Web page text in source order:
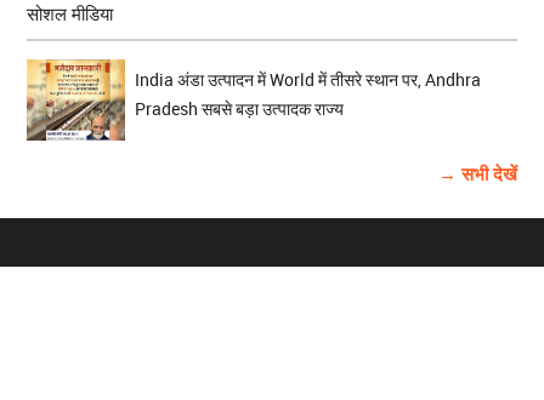
सोशल मीडिया
India अंडा उत्पादन में World में तीसरे स्थान पर, Andhra
Pradesh सबसे बड़ा उत्पादक राज्य
→ सभी देखें